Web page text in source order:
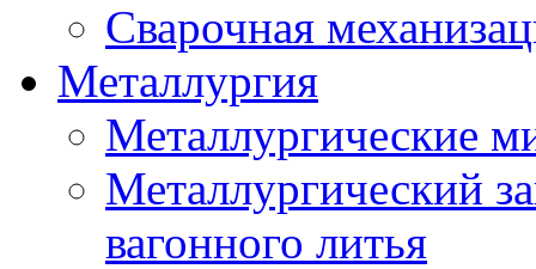
Сварочная
Металлургия
Металлургические
Металлургический
вагонного литья